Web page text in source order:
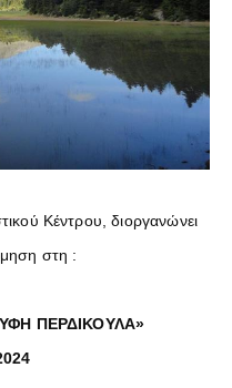
Κέντρου, διοργανώνει
στη :
ΠΕΡΔΙΚΟΥΛΑ»